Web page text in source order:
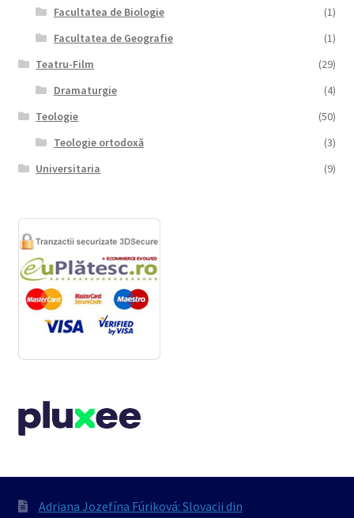
Facultatea de Biologie
(1)
Facultatea de Geografie
(1)
Teatru-Film
(29)
Dramaturgie
(4)
Teologie
(50)
Teologie ortodoxă
(3)
Universitaria
(9)
Adriana Jozefína Fúriková: Slovacii din